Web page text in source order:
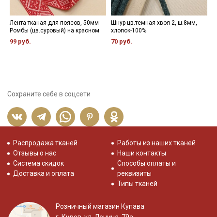
Лента тканая для поясов, 50мм
Ромбы (цв.суровый) на красном
99 руб.
Шнур цв.темная хвоя-2, ш.8мм,
хлопок-100%
70 руб.
Сохраните себе в соцсети
Распродажа тканей
Отзывы о нас
Система скидок
Доставка и оплата
Работы из наших тканей
Наши контакты
Способы оплаты и
реквизиты
Типы тканей
Розничный магазин Купава